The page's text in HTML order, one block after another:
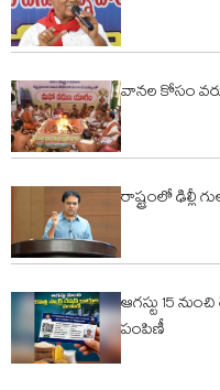
వానల కోసం
రాష్ట్రంలో ఢిల్లీ
ఆగస్టు 15
పంపిణీ